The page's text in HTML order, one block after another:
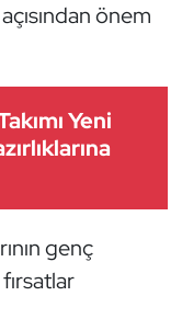
önem
Yeni
genç